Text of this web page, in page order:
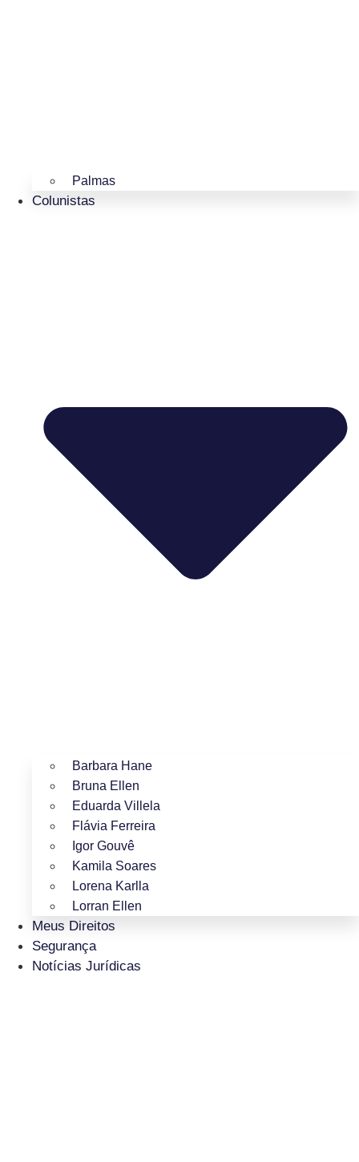
Palmas
Colunistas
Barbara Hane
Bruna Ellen
Eduarda Villela
Flávia Ferreira
Igor Gouvê
Kamila Soares
Lorena Karlla
Lorran Ellen
Meus Direitos
Segurança
Notícias Jurídicas